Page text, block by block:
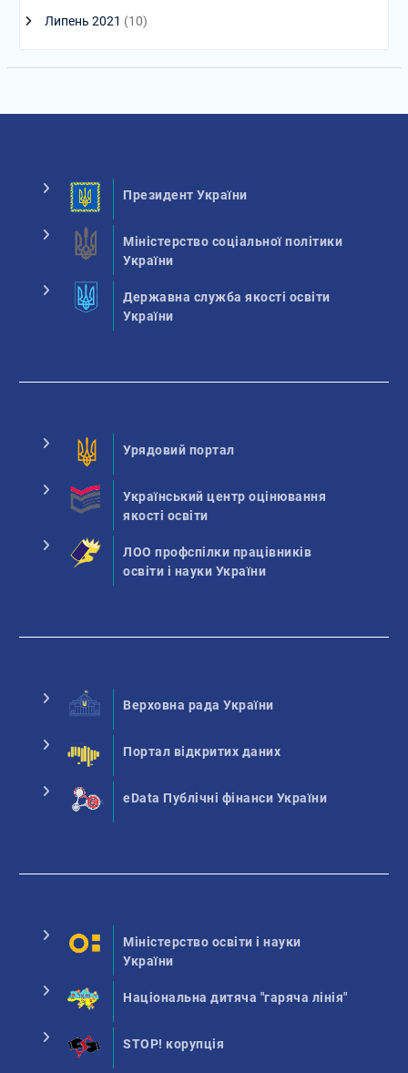
Липень 2021 (10)
Президент України
Міністерство соціальної політики
України
Державна служба якості освіти
України
Урядовий портал
Український центр оцінювання
якості освіти
ЛОО профспілки працівників
освіти і науки України
Верховна рада України
Портал відкритих даних
eData Публічні фінанси України
Міністерство освіти і науки
України
Національна дитяча "гаряча лінія"
STOP! корупція